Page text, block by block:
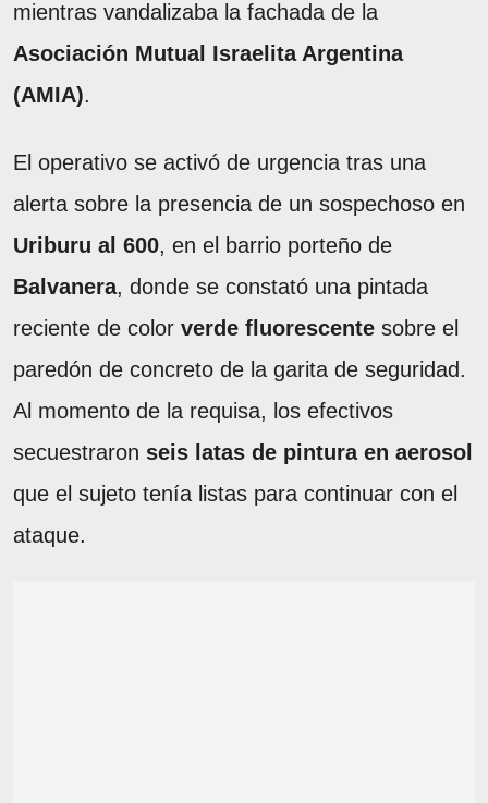
mientras vandalizaba la fachada de la
Asociación Mutual Israelita Argentina
(AMIA).
El operativo se activó de urgencia tras una
alerta sobre la presencia de un sospechoso en
Uriburu al 600, en el barrio porteño de
Balvanera, donde se constató una pintada
reciente de color verde fluorescente sobre el
paredón de concreto de la garita de seguridad.
Al momento de la requisa, los efectivos
secuestraron seis latas de pintura en aerosol
que el sujeto tenía listas para continuar con el
ataque.